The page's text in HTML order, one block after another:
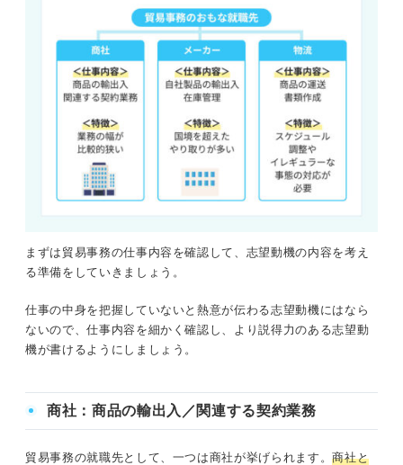
まずは貿易事務の仕事内容を確認して、志望動機の内容を考え
る準備をしていきましょう。
仕事の中身を把握していないと熱意が伝わる志望動機にはなら
ないので、仕事内容を細かく確認し、より説得力のある志望動
機が書けるようにしましょう。
商社：商品の輸出入／関連する契約業務
貿易事務の就職先として、一つは商社が挙げられます。商社と
貿易事務の志望動機でマイナスの印象につながりやすい
例文①「英語を使いたい」というだけの志望動機
貿易事務の志望動機では熱意やスキルを魅力的にアピール
して選考を突破しよう！